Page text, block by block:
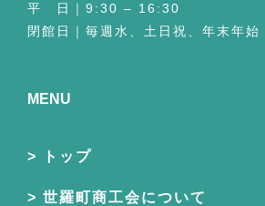
平 日｜9:30 – 16:30
閉館日｜毎週水、土日祝、年末年始
MENU
トップ
世羅町商工会について